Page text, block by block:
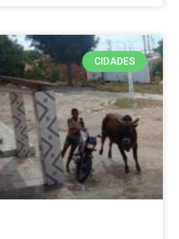
CIDADES